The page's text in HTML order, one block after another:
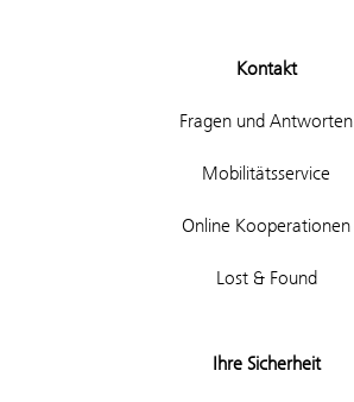
Kontakt
Fragen und Antworten
Mobilitätsservice
Online Kooperationen
Lost & Found
Ihre Sicherheit